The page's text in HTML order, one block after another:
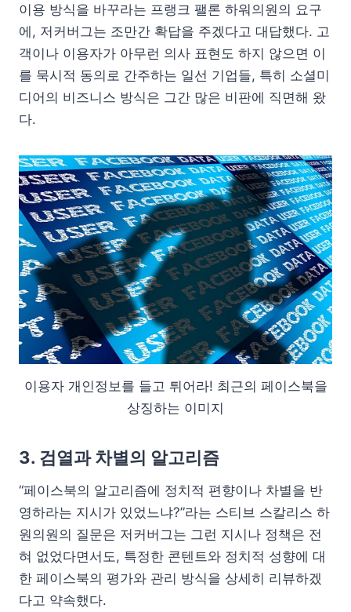
이용 방식을 바꾸라는 프랭크 팰론 하워의원의 요구
에, 저커버그는 조만간 확답을 주겠다고 대답했다. 고
객이나 이용자가 아무런 의사 표현도 하지 않으면 이
를 묵시적 동의로 간주하는 일선 기업들, 특히 소셜미
디어의 비즈니스 방식은 그간 많은 비판에 직면해 왔
다.
이용자 개인정보를 들고 튀어라! 최근의 페이스북을
상징하는 이미지
3. 검열과 차별의 알고리즘
“페이스북의 알고리즘에 정치적 편향이나 차별을 반
영하라는 지시가 있었느냐?”라는 스티브 스칼리스 하
원의원의 질문은 저커버그는 그런 지시나 정책은 전
혀 없었다면서도, 특정한 콘텐트와 정치적 성향에 대
한 페이스북의 평가와 관리 방식을 상세히 리뷰하겠
다고 약속했다.